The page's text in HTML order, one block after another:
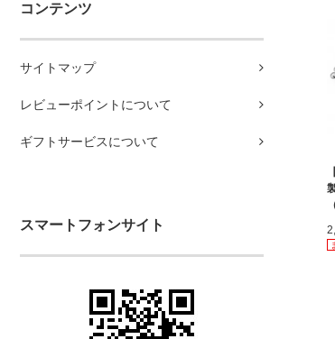
コンテンツ
サイトマップ
レビューポイントについて
ギフトサービスについて
スマートフォンサイト